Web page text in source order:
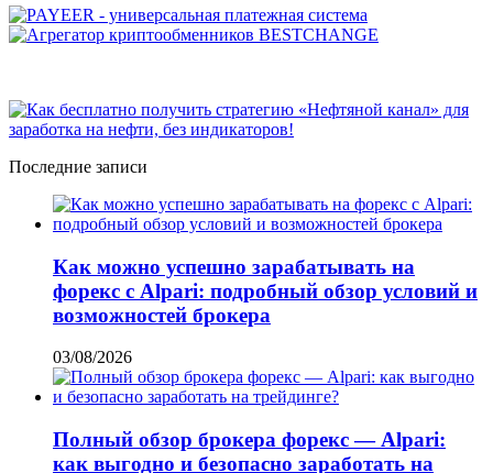
Последние записи
Как можно успешно зарабатывать на
форекс с Alpari: подробный обзор условий и
возможностей брокера
03/08/2026
Полный обзор брокера форекс — Alpari:
как выгодно и безопасно заработать на